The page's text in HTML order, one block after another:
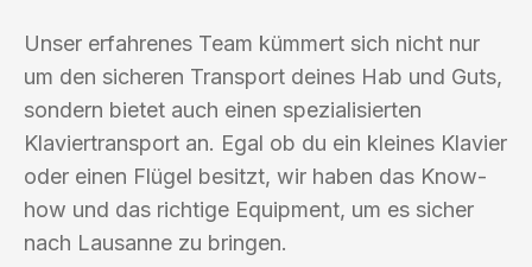
Unser erfahrenes Team kümmert sich nicht nur
um den sicheren Transport deines Hab und Guts,
sondern bietet auch einen spezialisierten
Klaviertransport an. Egal ob du ein kleines Klavier
oder einen Flügel besitzt, wir haben das Know-
how und das richtige Equipment, um es sicher
nach Lausanne zu bringen.